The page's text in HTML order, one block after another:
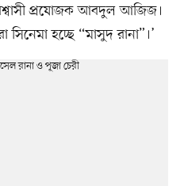
প্রযোজক আবদুল আজিজ।
সিনেমা হচ্ছে “মাসুদ রানা”।’